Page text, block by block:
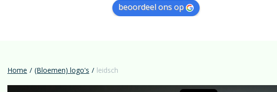
beoordeel ons op
Home / (Bloemen) logo's / leidsch